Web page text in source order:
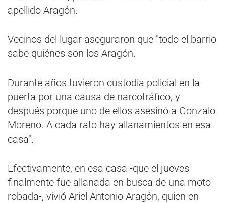
apellido Aragón.
Vecinos del lugar aseguraron que "todo el barrio
sabe quiénes son los Aragón.
Durante años tuvieron custodia policial en la
puerta por una causa de narcotráfico, y
después porque uno de ellos asesinó a Gonzalo
Moreno. A cada rato hay allanamientos en esa
casa".
Efectivamente, en esa casa -que el jueves
finalmente fue allanada en busca de una moto
robada-, vivió Ariel Antonio Aragón, quien en